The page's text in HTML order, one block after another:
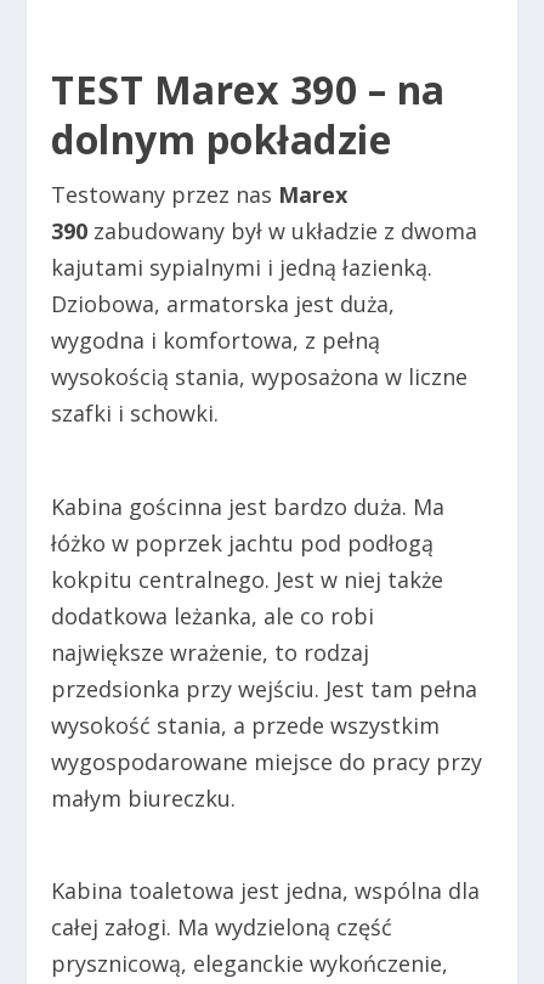
TEST Marex 390 – na
dolnym pokładzie
Testowany przez nas Marex
390 zabudowany był w układzie z dwoma
kajutami sypialnymi i jedną łazienką.
Dziobowa, armatorska jest duża,
wygodna i komfortowa, z pełną
wysokością stania, wyposażona w liczne
szafki i schowki.
Kabina gościnna jest bardzo duża. Ma
łóżko w poprzek jachtu pod podłogą
kokpitu centralnego. Jest w niej także
dodatkowa leżanka, ale co robi
największe wrażenie, to rodzaj
przedsionka przy wejściu. Jest tam pełna
wysokość stania, a przede wszystkim
wygospodarowane miejsce do pracy przy
małym biureczku.
Kabina toaletowa jest jedna, wspólna dla
całej załogi. Ma wydzieloną część
prysznicową, eleganckie wykończenie,